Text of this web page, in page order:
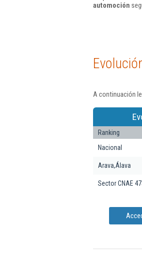
automoción
A continuación
Ranking
Nacional
Arava,Álava
Sector CNAE